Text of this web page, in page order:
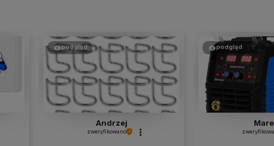
podgląd
Andrzej
zweryfikowano
podgląd